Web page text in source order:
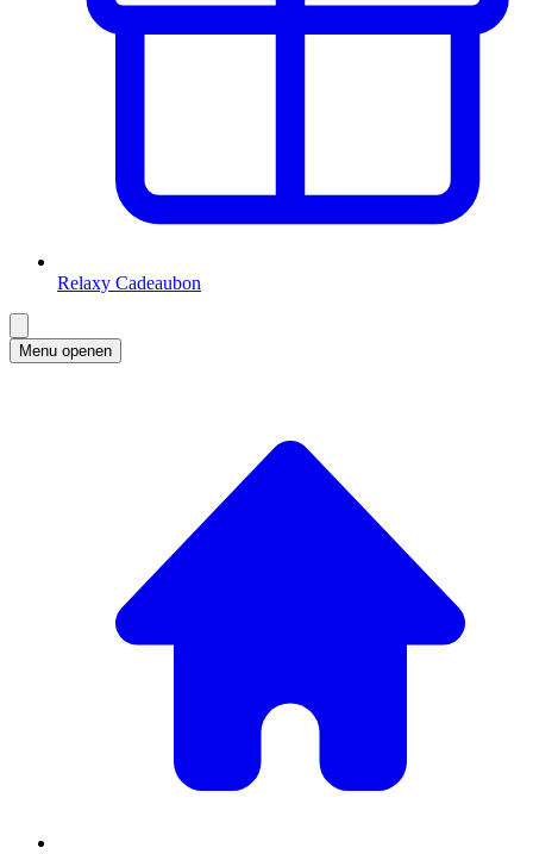
Relaxy Cadeaubon
Menu openen